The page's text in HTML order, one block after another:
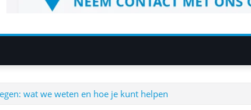
wat we weten en hoe je kunt helpen